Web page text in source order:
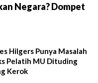
Negara? Dompet
Hilgers Punya Masalah
Pelatih MU Dituding
Kerok